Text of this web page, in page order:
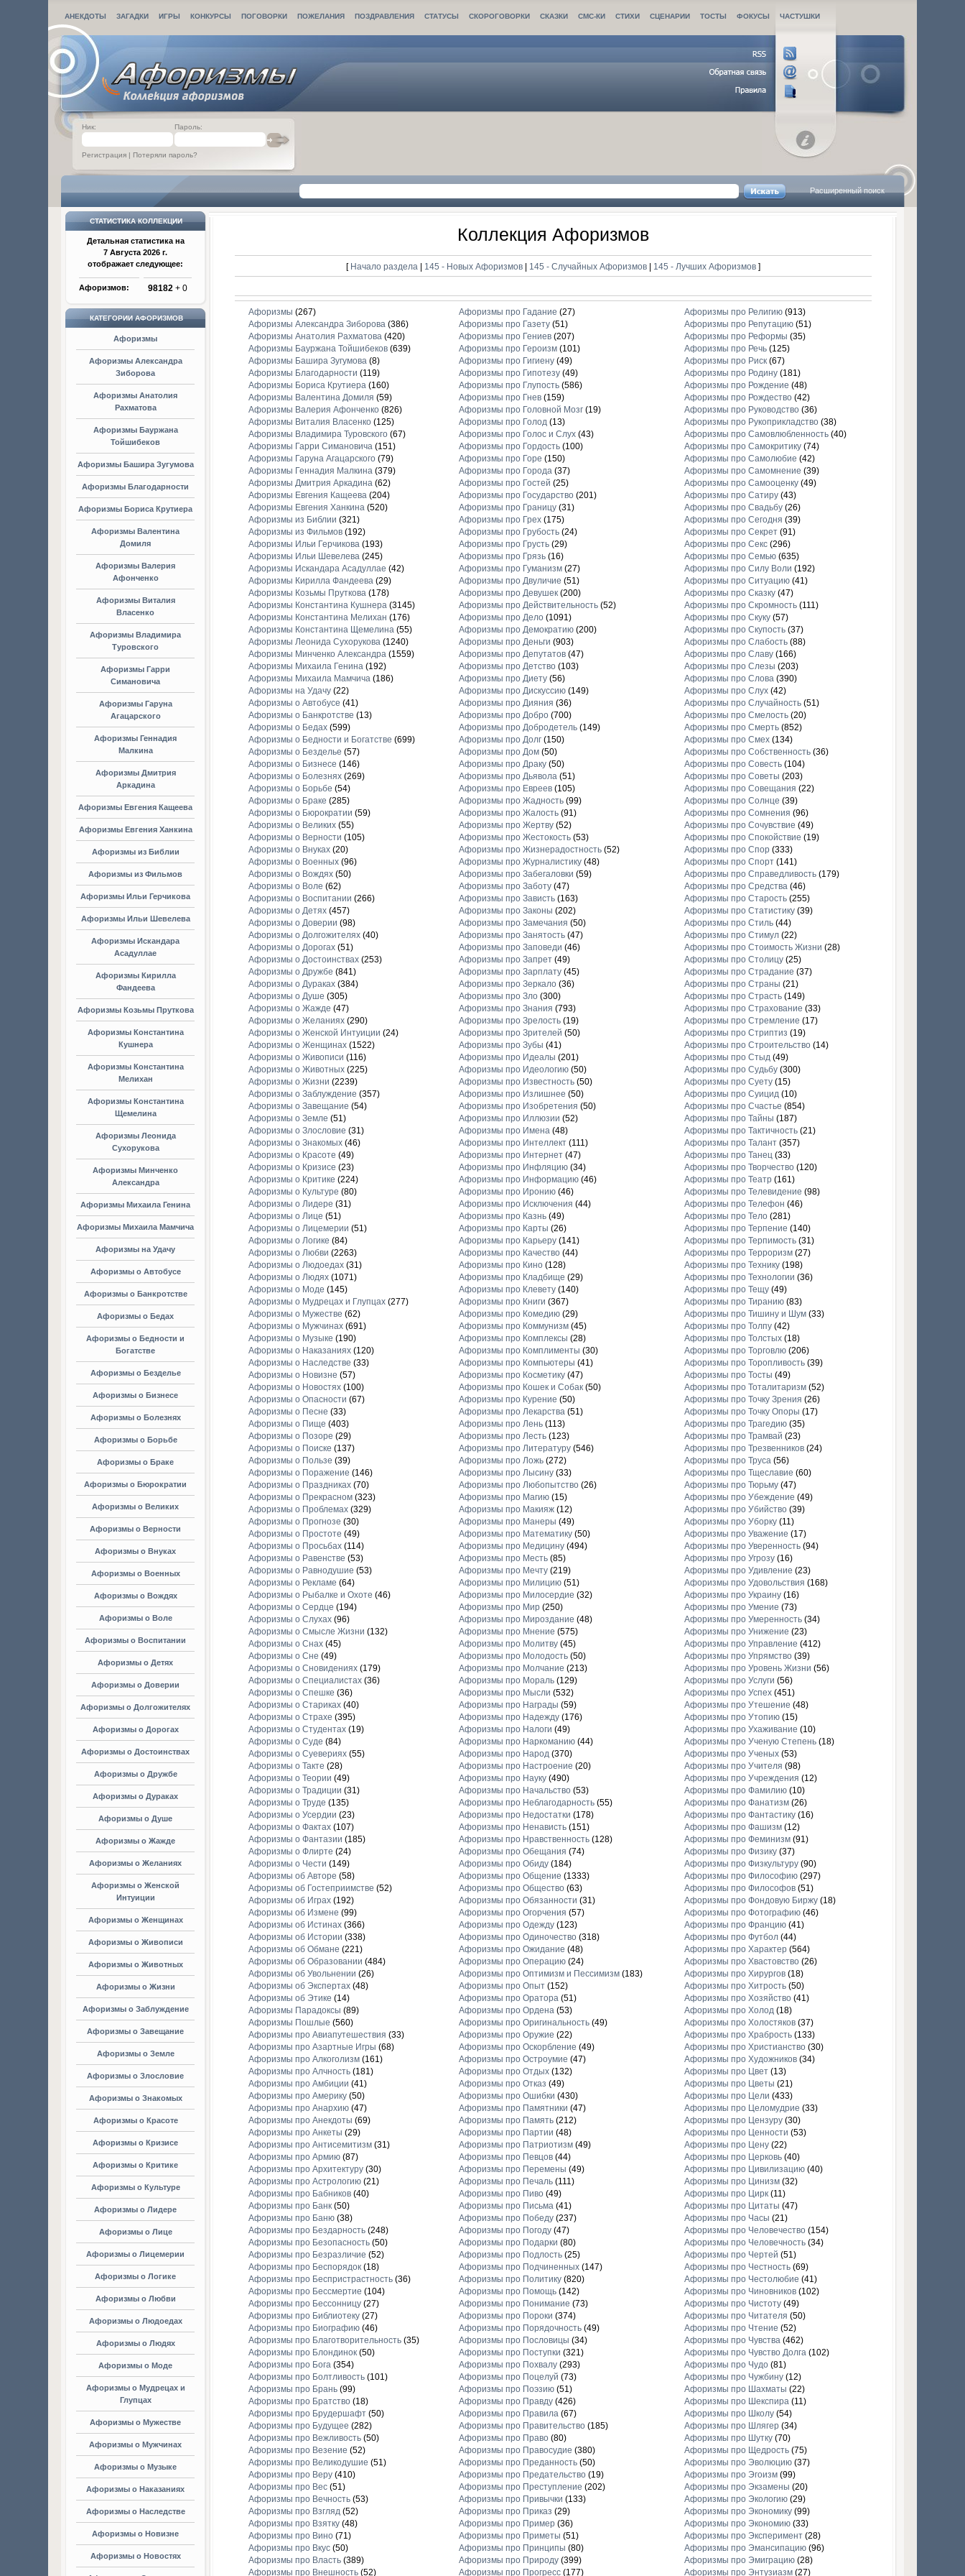
АНЕКДОТЫ ЗАГАДКИ ИГРЫ КОНКУРСЫ ПОГОВОРКИ ПОЖЕЛАНИЯ ПОЗДРАВЛЕНИЯ СТАТУСЫ СКОРОГОВОРКИ СКАЗКИ СМС-КИ СТИХИ СЦЕНАРИИ ТОСТЫ ФОКУСЫ ЧАСТУШКИ
Ник: Пароль:
Регистрация | Потеряли пароль?
Расширенный поиск
СТАТИСТИКА КОЛЛЕКЦИИ
Детальная статистика на
7 Августа 2026 г.
отображает следующее:
Афоризмов: 98182+ 0
КАТЕГОРИИ АФОРИЗМОВ
Афоризмы
Афоризмы Александра
Зиборова
Афоризмы Анатолия
Рахматова
Афоризмы Бауржана
Тойшибеков
Афоризмы Башира Зугумова
Афоризмы Благодарности
Афоризмы Бориса Крутиера
Афоризмы Валентина
Домиля
Афоризмы Валерия
Афонченко
Афоризмы Виталия
Власенко
Афоризмы Владимира
Туровского
Афоризмы Гарри
Симановича
Афоризмы Гаруна
Агацарского
Афоризмы Геннадия
Малкина
Афоризмы Дмитрия
Аркадина
Афоризмы Евгения Кащеева
Афоризмы Евгения Ханкина
Афоризмы из Библии
Афоризмы из Фильмов
Афоризмы Ильи Герчикова
Афоризмы Ильи Шевелева
Афоризмы Искандара
Асадуллае
Афоризмы Кирилла
Фандеева
Афоризмы Козьмы Пруткова
Афоризмы Константина
Кушнера
Афоризмы Константина
Мелихан
Афоризмы Константина
Щемелина
Афоризмы Леонида
Сухорукова
Афоризмы Минченко
Александра
Афоризмы Михаила Генина
Афоризмы Михаила Мамчича
Афоризмы на Удачу
Афоризмы о Автобусе
Афоризмы о Банкротстве
Афоризмы о Бедах
Афоризмы о Бедности и
Богатстве
Афоризмы о Безделье
Афоризмы о Бизнесе
Афоризмы о Болезнях
Афоризмы о Борьбе
Афоризмы о Браке
Афоризмы о Бюрократии
Афоризмы о Великих
Афоризмы о Верности
Афоризмы о Внуках
Афоризмы о Военных
Афоризмы о Вождях
Афоризмы о Воле
Афоризмы о Воспитании
Афоризмы о Детях
Афоризмы о Доверии
Афоризмы о Долгожителях
Афоризмы о Дорогах
Афоризмы о Достоинствах
Афоризмы о Дружбе
Афоризмы о Дураках
Афоризмы о Душе
Афоризмы о Жажде
Афоризмы о Желаниях
Афоризмы о Женской
Интуиции
Афоризмы о Женщинах
Афоризмы о Живописи
Афоризмы о Животных
Афоризмы о Жизни
Афоризмы о Заблуждение
Афоризмы о Завещание
Афоризмы о Земле
Афоризмы о Злословие
Афоризмы о Знакомых
Афоризмы о Красоте
Афоризмы о Кризисе
Афоризмы о Критике
Афоризмы о Культуре
Афоризмы о Лидере
Афоризмы о Лице
Афоризмы о Лицемерии
Афоризмы о Логике
Афоризмы о Любви
Афоризмы о Людоедах
Афоризмы о Людях
Афоризмы о Моде
Афоризмы о Мудрецах и
Глупцах
Афоризмы о Мужестве
Афоризмы о Мужчинах
Афоризмы о Музыке
Афоризмы о Наказаниях
Афоризмы о Наследстве
Афоризмы о Новизне
Афоризмы о Новостях
Коллекция Афоризмов
[ Начало раздела | 145 - Новых Афоризмов | 145 - Случайных Афоризмов | 145 - Лучших Афоризмов]
Афоризмы (267)
Афоризмы Александра Зиборова(386)
Афоризмы Анатолия Рахматова(420)
Афоризмы Бауржана Тойшибеков(639)
Афоризмы Башира Зугумова(8)
Афоризмы Благодарности (119)
Афоризмы Бориса Крутиера(160)
Афоризмы Валентина Домиля (59)
Афоризмы Валерия Афонченко(826)
Афоризмы Виталия Власенко(125)
Афоризмы Владимира Туровского(67)
Афоризмы Гарри Симановича(151)
Афоризмы Гаруна Агацарского(79)
Афоризмы Геннадия Малкина(379)
Афоризмы Дмитрия Аркадина(62)
Афоризмы Евгения Кащеева(204)
Афоризмы Евгения Ханкина(520)
Афоризмы из Библии (321)
Афоризмы из Фильмов(192)
Афоризмы Ильи Герчикова(193)
Афоризмы Ильи Шевелева(245)
Афоризмы Искандара Асадуллае (42)
Афоризмы Кирилла Фандеева(29)
Афоризмы Козьмы Пруткова(178)
Афоризмы Константина Кушнера(3145)
Афоризмы Константина Мелихан (176)
Афоризмы Константина Щемелина(55)
Афоризмы Леонида Сухорукова(1240)
Афоризмы Минченко Александра(1559)
Афоризмы Михаила Генина(192)
Афоризмы Михаила Мамчича(186)
Афоризмы на Удачу(22)
Афоризмы о Автобусе (41)
Афоризмы о Банкротстве (13)
Афоризмы о Бедах(599)
Афоризмы о Бедности и Богатстве (699)
Афоризмы о Безделье (57)
Афоризмы о Бизнесе (146)
Афоризмы о Болезнях(269)
Афоризмы о Борьбе (54)
Афоризмы о Браке (285)
Афоризмы о Бюрократии (59)
Афоризмы о Великих(55)
Афоризмы о Верности (105)
Афоризмы о Внуках(20)
Афоризмы о Военных(96)
Афоризмы о Вождях(50)
Афоризмы о Воле (62)
Афоризмы о Воспитании (266)
Афоризмы о Детях(457)
Афоризмы о Доверии (98)
Афоризмы о Долгожителях(40)
Афоризмы о Дорогах(51)
Афоризмы о Достоинствах(253)
Афоризмы о Дружбе (841)
Афоризмы о Дураках(384)
Афоризмы о Душе (305)
Афоризмы о Жажде (47)
Афоризмы о Желаниях(290)
Афоризмы о Женской Интуиции (24)
Афоризмы о Женщинах(1522)
Афоризмы о Живописи (116)
Афоризмы о Животных(225)
Афоризмы о Жизни (2239)
Афоризмы о Заблуждение (357)
Афоризмы о Завещание (54)
Афоризмы о Земле (51)
Афоризмы о Злословие (31)
Афоризмы о Знакомых(46)
Афоризмы о Красоте (49)
Афоризмы о Кризисе (23)
Афоризмы о Критике (224)
Афоризмы о Культуре (80)
Афоризмы о Лидере (31)
Афоризмы о Лице (51)
Афоризмы о Лицемерии (51)
Афоризмы о Логике (84)
Афоризмы о Любви (2263)
Афоризмы о Людоедах(31)
Афоризмы о Людях(1071)
Афоризмы о Моде (145)
Афоризмы о Мудрецах и Глупцах(277)
Афоризмы о Мужестве (62)
Афоризмы о Мужчинах(691)
Афоризмы о Музыке (190)
Афоризмы о Наказаниях(120)
Афоризмы о Наследстве (33)
Афоризмы о Новизне (57)
Афоризмы о Новостях(100)
Афоризмы о Опасности (67)
Афоризмы о Песне (33)
Афоризмы о Пище (403)
Афоризмы о Позоре (29)
Афоризмы о Поиске (137)
Афоризмы о Пользе (39)
Афоризмы о Поражение (146)
Афоризмы о Праздниках(70)
Афоризмы о Прекрасном(323)
Афоризмы о Проблемах(329)
Афоризмы о Прогнозе (30)
Афоризмы о Простоте (49)
Афоризмы о Просьбах(114)
Афоризмы о Равенстве (53)
Афоризмы о Равнодушие (53)
Афоризмы о Рекламе (64)
Афоризмы о Рыбалке и Охоте (46)
Афоризмы о Сердце (194)
Афоризмы о Слухах(96)
Афоризмы о Смысле Жизни (132)
Афоризмы о Снах(45)
Афоризмы о Сне (49)
Афоризмы о Сновидениях(179)
Афоризмы о Специалистах(36)
Афоризмы о Спешке (36)
Афоризмы о Стариках(40)
Афоризмы о Страхе (395)
Афоризмы о Студентах(19)
Афоризмы о Суде (84)
Афоризмы о Суевериях(55)
Афоризмы о Такте (28)
Афоризмы о Теории (49)
Афоризмы о Традиции (31)
Афоризмы о Труде (135)
Афоризмы о Усердии (23)
Афоризмы о Фактах(107)
Афоризмы о Фантазии (185)
Афоризмы о Флирте (24)
Афоризмы о Чести (149)
Афоризмы об Авторе (58)
Афоризмы об Гостеприимстве (52)
Афоризмы об Играх(192)
Афоризмы об Измене (99)
Афоризмы об Истинах(366)
Афоризмы об Истории (338)
Афоризмы об Обмане (221)
Афоризмы об Образовании (484)
Афоризмы об Увольнении (26)
Афоризмы об Экспертах(48)
Афоризмы об Этике (14)
Афоризмы Парадоксы (89)
Афоризмы Пошлые (560)
Афоризмы про Авиапутешествия (33)
Афоризмы про Азартные Игры (68)
Афоризмы про Алкоголизм(161)
Афоризмы про Алчность(181)
Афоризмы про Амбиции (41)
Афоризмы про Америку(50)
Афоризмы про Анархию(47)
Афоризмы про Анекдоты (69)
Афоризмы про Анкеты (29)
Афоризмы про Антисемитизм(31)
Афоризмы про Армию(87)
Афоризмы про Архитектуру(30)
Афоризмы про Астрологию(21)
Афоризмы про Бабников(40)
Афоризмы про Банк(50)
Афоризмы про Баню(38)
Афоризмы про Бездарность(248)
Афоризмы про Безопасность(50)
Афоризмы про Безразличие (52)
Афоризмы про Беспорядок(18)
Афоризмы про Беспристрастность(36)
Афоризмы про Бессмертие (104)
Афоризмы про Бессонницу(27)
Афоризмы про Библиотеку(27)
Афоризмы про Биографию(46)
Афоризмы про Благотворительность(35)
Афоризмы про Блондинок(50)
Афоризмы про Бога(354)
Афоризмы про Болтливость(101)
Афоризмы про Брань(99)
Афоризмы про Братство(18)
Афоризмы про Брудершафт(50)
Афоризмы про Будущее (282)
Афоризмы про Вежливость(50)
Афоризмы про Везение (52)
Афоризмы про Великодушие (51)
Афоризмы про Веру(410)
Афоризмы про Вес(51)
Афоризмы про Вечность(53)
Афоризмы про Взгляд(52)
Афоризмы про Взятку(48)
Афоризмы про Вино(71)
Афоризмы про Вкус(50)
Афоризмы про Власть(389)
Афоризмы про Внешность(52)
Афоризмы про Гадание (27)
Афоризмы про Газету(51)
Афоризмы про Гениев(207)
Афоризмы про Героизм(101)
Афоризмы про Гигиену(49)
Афоризмы про Гипотезу(49)
Афоризмы про Глупость(586)
Афоризмы про Гнев(159)
Афоризмы про Головной Мозг(19)
Афоризмы про Голод(13)
Афоризмы про Голос и Слух(43)
Афоризмы про Гордость(100)
Афоризмы про Горе (150)
Афоризмы про Города(37)
Афоризмы про Гостей (25)
Афоризмы про Государство(201)
Афоризмы про Границу(31)
Афоризмы про Грех(175)
Афоризмы про Грубость(24)
Афоризмы про Грусть(29)
Афоризмы про Грязь(16)
Афоризмы про Гуманизм(27)
Афоризмы про Двуличие (51)
Афоризмы про Девушек(200)
Афоризмы про Действительность(52)
Афоризмы про Дело(1091)
Афоризмы про Демократию(200)
Афоризмы про Деньги (903)
Афоризмы про Депутатов(47)
Афоризмы про Детство(103)
Афоризмы про Диету(56)
Афоризмы про Дискуссию(149)
Афоризмы про Дияния (36)
Афоризмы про Добро(700)
Афоризмы про Добродетель(149)
Афоризмы про Долг(150)
Афоризмы про Дом(50)
Афоризмы про Драку(50)
Афоризмы про Дьявола(51)
Афоризмы про Евреев(105)
Афоризмы про Жадность(99)
Афоризмы про Жалость(91)
Афоризмы про Жертву(52)
Афоризмы про Жестокость(53)
Афоризмы про Жизнерадостность(52)
Афоризмы про Журналистику(48)
Афоризмы про Забегаловки (59)
Афоризмы про Заботу(47)
Афоризмы про Зависть(163)
Афоризмы про Законы (202)
Афоризмы про Замечания (50)
Афоризмы про Занятость(47)
Афоризмы про Заповеди (46)
Афоризмы про Запрет(49)
Афоризмы про Зарплату(45)
Афоризмы про Зеркало(36)
Афоризмы про Зло(300)
Афоризмы про Знания (793)
Афоризмы про Зрелость(19)
Афоризмы про Зрителей (50)
Афоризмы про Зубы (41)
Афоризмы про Идеалы (201)
Афоризмы про Идеологию(50)
Афоризмы про Известность(50)
Афоризмы про Излишнее (50)
Афоризмы про Изобретения (50)
Афоризмы про Иллюзии (52)
Афоризмы про Имена(48)
Афоризмы про Интеллект(111)
Афоризмы про Интернет(47)
Афоризмы про Инфляцию(34)
Афоризмы про Информацию(46)
Афоризмы про Иронию(46)
Афоризмы про Исключения (44)
Афоризмы про Казнь(49)
Афоризмы про Карты (26)
Афоризмы про Карьеру(141)
Афоризмы про Качество(44)
Афоризмы про Кино(128)
Афоризмы про Кладбище (29)
Афоризмы про Клевету(140)
Афоризмы про Книги (367)
Афоризмы про Комедию(29)
Афоризмы про Коммунизм(45)
Афоризмы про Комплексы (28)
Афоризмы про Комплименты (30)
Афоризмы про Компьютеры (41)
Афоризмы про Косметику(47)
Афоризмы про Кошек и Собак(50)
Афоризмы про Курение (50)
Афоризмы про Лекарства(51)
Афоризмы про Лень(113)
Афоризмы про Лесть(123)
Афоризмы про Литературу(546)
Афоризмы про Ложь(272)
Афоризмы про Лысину(33)
Афоризмы про Любопытство(26)
Афоризмы про Магию(15)
Афоризмы про Макияж(12)
Афоризмы про Манеры (49)
Афоризмы про Математику(50)
Афоризмы про Медицину(494)
Афоризмы про Месть(85)
Афоризмы про Мечту(219)
Афоризмы про Милицию(51)
Афоризмы про Милосердие (32)
Афоризмы про Мир(250)
Афоризмы про Мироздание (48)
Афоризмы про Мнение (575)
Афоризмы про Молитву(45)
Афоризмы про Молодость(50)
Афоризмы про Молчание (213)
Афоризмы про Мораль(129)
Афоризмы про Мысли (532)
Афоризмы про Награды (59)
Афоризмы про Надежду(176)
Афоризмы про Налоги (49)
Афоризмы про Наркоманию(44)
Афоризмы про Народ(370)
Афоризмы про Настроение (20)
Афоризмы про Науку(490)
Афоризмы про Начальство(53)
Афоризмы про Неблагодарность(55)
Афоризмы про Недостатки (178)
Афоризмы про Ненависть(151)
Афоризмы про Нравственность(128)
Афоризмы про Обещания (74)
Афоризмы про Обиду(184)
Афоризмы про Общение (1333)
Афоризмы про Общество(63)
Афоризмы про Обязанности (31)
Афоризмы про Огорчения (57)
Афоризмы про Одежду(123)
Афоризмы про Одиночество(318)
Афоризмы про Ожидание (48)
Афоризмы про Операцию(24)
Афоризмы про Оптимизм и Пессимизм(183)
Афоризмы про Опыт(152)
Афоризмы про Оратора(51)
Афоризмы про Ордена(53)
Афоризмы про Оригинальность(49)
Афоризмы про Оружие (22)
Афоризмы про Оскорбление (49)
Афоризмы про Остроумие (47)
Афоризмы про Отдых(132)
Афоризмы про Отказ (49)
Афоризмы про Ошибки (430)
Афоризмы про Памятники (47)
Афоризмы про Память(212)
Афоризмы про Партии (48)
Афоризмы про Патриотизм(49)
Афоризмы про Певцов(44)
Афоризмы про Перемены (49)
Афоризмы про Печаль(111)
Афоризмы про Пиво(49)
Афоризмы про Письма(41)
Афоризмы про Победу(237)
Афоризмы про Погоду(47)
Афоризмы про Подарки (80)
Афоризмы про Подлость(25)
Афоризмы про Подчиненных(147)
Афоризмы про Политику(820)
Афоризмы про Помощь(142)
Афоризмы про Понимание (73)
Афоризмы про Пороки (374)
Афоризмы про Порядочность(49)
Афоризмы про Пословицы (34)
Афоризмы про Поступки (321)
Афоризмы про Похвалу(293)
Афоризмы про Поцелуй (73)
Афоризмы про Поэзию(51)
Афоризмы про Правду(426)
Афоризмы про Правила(67)
Афоризмы про Правительство(185)
Афоризмы про Право(80)
Афоризмы про Правосудие (380)
Афоризмы про Преданность(50)
Афоризмы про Предательство(19)
Афоризмы про Преступление (202)
Афоризмы про Привычки (133)
Афоризмы про Приказ (29)
Афоризмы про Пример(36)
Афоризмы про Приметы (51)
Афоризмы про Принципы (80)
Афоризмы про Природу(399)
Афоризмы про Прогресс(177)
Афоризмы про Религию(913)
Афоризмы про Репутацию(51)
Афоризмы про Реформы (35)
Афоризмы про Речь(125)
Афоризмы про Риск(67)
Афоризмы про Родину(181)
Афоризмы про Рождение (48)
Афоризмы про Рождество(42)
Афоризмы про Руководство(36)
Афоризмы про Рукоприкладство(38)
Афоризмы про Самовлюбленность(40)
Афоризмы про Самокритику(74)
Афоризмы про Самолюбие (42)
Афоризмы про Самомнение (39)
Афоризмы про Самооценку(49)
Афоризмы про Сатиру(43)
Афоризмы про Свадьбу(26)
Афоризмы про Сегодня (39)
Афоризмы про Секрет(91)
Афоризмы про Секс(296)
Афоризмы про Семью(635)
Афоризмы про Силу Воли (192)
Афоризмы про Ситуацию(41)
Афоризмы про Сказку(47)
Афоризмы про Скромность(111)
Афоризмы про Скуку(57)
Афоризмы про Скупость(37)
Афоризмы про Слабость(88)
Афоризмы про Славу(166)
Афоризмы про Слезы (203)
Афоризмы про Слова(390)
Афоризмы про Слух(42)
Афоризмы про Случайность(51)
Афоризмы про Смелость(20)
Афоризмы про Смерть(852)
Афоризмы про Смех(134)
Афоризмы про Собственность(36)
Афоризмы про Совесть(104)
Афоризмы про Советы (203)
Афоризмы про Совещания (22)
Афоризмы про Солнце (39)
Афоризмы про Сомнения (96)
Афоризмы про Сочувствие (49)
Афоризмы про Спокойствие (19)
Афоризмы про Спор(333)
Афоризмы про Спорт(141)
Афоризмы про Справедливость(179)
Афоризмы про Средства(46)
Афоризмы про Старость(255)
Афоризмы про Статистику(39)
Афоризмы про Стиль(44)
Афоризмы про Стимул(22)
Афоризмы про Стоимость Жизни (28)
Афоризмы про Столицу(25)
Афоризмы про Страдание (37)
Афоризмы про Страны (21)
Афоризмы про Страсть(149)
Афоризмы про Страхование (33)
Афоризмы про Стремление (17)
Афоризмы про Стриптиз (19)
Афоризмы про Строительство(14)
Афоризмы про Стыд(49)
Афоризмы про Судьбу(300)
Афоризмы про Суету(15)
Афоризмы про Суицид(10)
Афоризмы про Счастье (854)
Афоризмы про Тайны (187)
Афоризмы про Тактичность(21)
Афоризмы про Талант(357)
Афоризмы про Танец(33)
Афоризмы про Творчество(120)
Афоризмы про Театр(161)
Афоризмы про Телевидение (98)
Афоризмы про Телефон (46)
Афоризмы про Тело(281)
Афоризмы про Терпение (140)
Афоризмы про Терпимость(31)
Афоризмы про Терроризм(27)
Афоризмы про Технику(198)
Афоризмы про Технологии (36)
Афоризмы про Тещу(49)
Афоризмы про Тиранию(83)
Афоризмы про Тишину и Шум(33)
Афоризмы про Толпу(42)
Афоризмы про Толстых(18)
Афоризмы про Торговлю(206)
Афоризмы про Торопливость(39)
Афоризмы про Тосты (49)
Афоризмы про Тоталитаризм(52)
Афоризмы про Точку Зрения (26)
Афоризмы про Точку Опоры (17)
Афоризмы про Трагедию(35)
Афоризмы про Трамвай (23)
Афоризмы про Трезвенников(24)
Афоризмы про Труса(56)
Афоризмы про Тщеславие (60)
Афоризмы про Тюрьму(47)
Афоризмы про Убеждение (49)
Афоризмы про Убийство(39)
Афоризмы про Уборку(11)
Афоризмы про Уважение (17)
Афоризмы про Уверенность(94)
Афоризмы про Угрозу(16)
Афоризмы про Удивление (23)
Афоризмы про Удовольствия (168)
Афоризмы про Украину(16)
Афоризмы про Умение (73)
Афоризмы про Умеренность(34)
Афоризмы про Унижение (23)
Афоризмы про Управление (412)
Афоризмы про Упрямство(39)
Афоризмы про Уровень Жизни (56)
Афоризмы про Услуги (56)
Афоризмы про Успех(451)
Афоризмы про Утешение (48)
Афоризмы про Утопию(15)
Афоризмы про Ухаживание (10)
Афоризмы про Ученую Степень(18)
Афоризмы про Ученых(53)
Афоризмы про Учителя (98)
Афоризмы про Учреждения (12)
Афоризмы про Фамилию(10)
Афоризмы про Фанатизм(26)
Афоризмы про Фантастику(16)
Афоризмы про Фашизм(12)
Афоризмы про Феминизм(91)
Афоризмы про Физику(37)
Афоризмы про Физкультуру(90)
Афоризмы про Философию(297)
Афоризмы про Философов(51)
Афоризмы про Фондовую Биржу(18)
Афоризмы про Фотографию(46)
Афоризмы про Францию(41)
Афоризмы про Футбол(44)
Афоризмы про Характер(564)
Афоризмы про Хвастовство(26)
Афоризмы про Хирургов(18)
Афоризмы про Хитрость(50)
Афоризмы про Хозяйство(41)
Афоризмы про Холод(18)
Афоризмы про Холостяков(37)
Афоризмы про Храбрость(133)
Афоризмы про Христианство(30)
Афоризмы про Художников(34)
Афоризмы про Цвет(13)
Афоризмы про Цветы (21)
Афоризмы про Цели (433)
Афоризмы про Целомудрие (33)
Афоризмы про Цензуру(30)
Афоризмы про Ценности (53)
Афоризмы про Цену(22)
Афоризмы про Церковь(40)
Афоризмы про Цивилизацию(40)
Афоризмы про Цинизм(32)
Афоризмы про Цирк(11)
Афоризмы про Цитаты (47)
Афоризмы про Часы (21)
Афоризмы про Человечество(154)
Афоризмы про Человечность(34)
Афоризмы про Чертей (51)
Афоризмы про Честность(69)
Афоризмы про Честолюбие (41)
Афоризмы про Чиновников(102)
Афоризмы про Чистоту(49)
Афоризмы про Читателя (50)
Афоризмы про Чтение (52)
Афоризмы про Чувства(462)
Афоризмы про Чувство Долга(102)
Афоризмы про Чудо(81)
Афоризмы про Чужбину(12)
Афоризмы про Шахматы (22)
Афоризмы про Шекспира(11)
Афоризмы про Школу(54)
Афоризмы про Шлягер(34)
Афоризмы про Шутку(70)
Афоризмы про Щедрость(75)
Афоризмы про Эволюцию(37)
Афоризмы про Эгоизм(99)
Афоризмы про Экзамены (20)
Афоризмы про Экологию(29)
Афоризмы про Экономику(99)
Афоризмы про Экономию(33)
Афоризмы про Эксперимент(28)
Афоризмы про Эмансипацию(96)
Афоризмы про Эмиграцию(28)
Афоризмы про Энтузиазм(27)